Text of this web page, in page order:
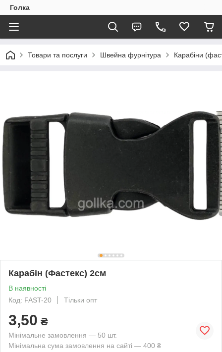
Голка
Товари та послуги Швейна фурнітура Карабіни
Карабін (Фастекс) 2см
В наявності
Код: FAST-20
Тільки опт
3,50 ₴
Мінімальне замовлення — 50 шт.
Мінімальна сума замовлення на сайті — 400 ₴